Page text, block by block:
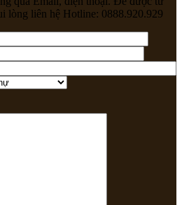
lòng liên hệ Hotline: 0888.920.929